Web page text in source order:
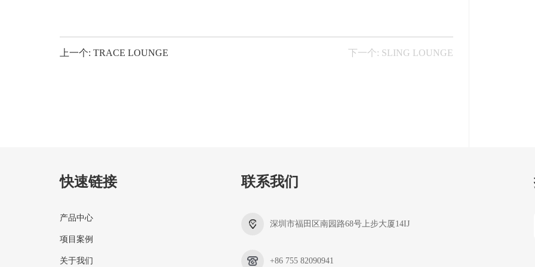
上一个: TRACE LOUNGE 下一个: SLING LOUNGE
快速链接
产品中心
项目案例
关于我们
联系我们
深圳市福田区南园路68号上步大厦14IJ
+86 755 82090941